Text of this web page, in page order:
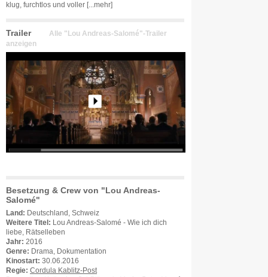
klug, furchtlos und voller [...mehr]
Trailer
Alle "Lou Andreas-Salomé"-Trailer
anzeigen
Besetzung & Crew von "Lou Andreas-
Salomé"
Land: Deutschland, Schweiz
Weitere Titel: Lou Andreas-Salomé - Wie ich dich
liebe, Rätselleben
Jahr: 2016
Genre: Drama, Dokumentation
Kinostart: 30.06.2016
Regie: Cordula Kablitz-Post